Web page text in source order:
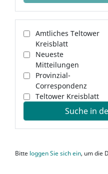
Amtliches Teltower
Kreisblatt
Neueste
Mitteilungen
Provinzial-
Correspondenz
Teltower Kreisblatt
Suche in
Bitte loggen Sie sich ein, um die